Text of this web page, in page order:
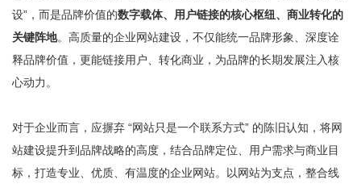
设”，而是品牌价值的数字载体、用户链接的核心枢纽、商业转化的
关键阵地。高质量的企业网站建设，不仅能统一品牌形象、深度诠
释品牌价值，更能链接用户、转化商业，为品牌的长期发展注入核
心动力。
对于企业而言，应摒弃 “网站只是一个联系方式” 的陈旧认知，将网
站建设提升到品牌战略的高度，结合品牌定位、用户需求与商业目
标，打造专业、优质、有温度的企业网站。以网站为支点，整合线